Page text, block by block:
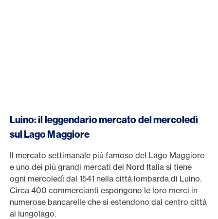
Luino: il leggendario mercato del mercoledì
sul Lago Maggiore
Il mercato settimanale più famoso del Lago Maggiore
e uno dei più grandi mercati del Nord Italia si tiene
ogni mercoledì dal 1541 nella città lombarda di Luino.
Circa 400 commercianti espongono le loro merci in
numerose bancarelle che si estendono dal centro città
al lungolago.